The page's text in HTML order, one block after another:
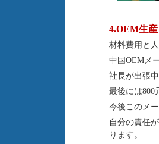
4.OEM生
材料費用と
中国OEMメ
社長が出張
最後には800
今後このメ
自分の責任
ります。